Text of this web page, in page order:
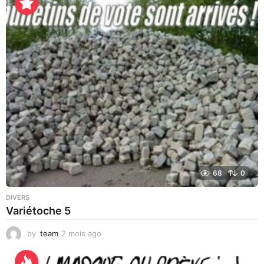
m
a
i
n
e
s
a
g
o
68 0
DIVERS
Variétoche 5
by team 2 mois ago
e